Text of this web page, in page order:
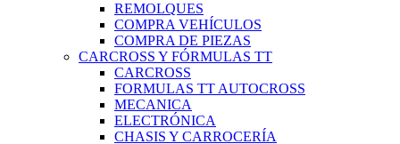
REMOLQUES
COMPRA VEHÍCULOS
COMPRA DE PIEZAS
CARCROSS Y FÓRMULAS TT
CARCROSS
FORMULAS TT AUTOCROSS
MECANICA
ELECTRÓNICA
CHASIS Y CARROCERÍA